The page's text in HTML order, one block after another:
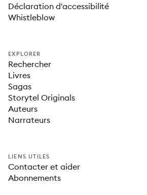
Déclaration d'accessibilité
Whistleblow
EXPLORER
Rechercher
Livres
Sagas
Storytel Originals
Auteurs
Narrateurs
LIENS UTILES
Contacter et aider
Abonnements